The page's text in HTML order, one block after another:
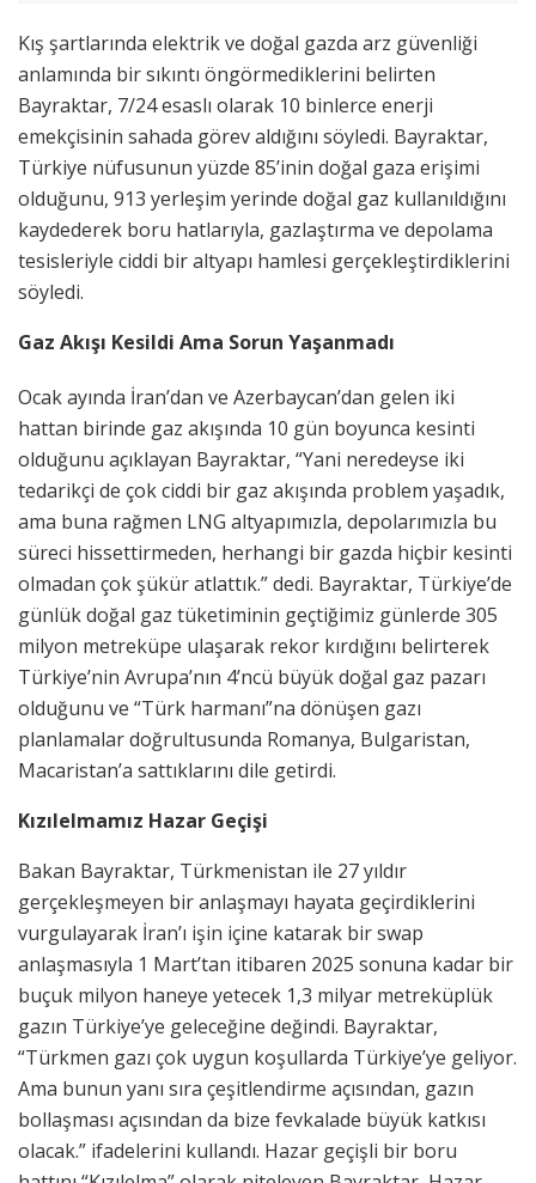
Kış şartlarında elektrik ve doğal gazda arz güvenliği
anlamında bir sıkıntı öngörmediklerini belirten
Bayraktar, 7/24 esaslı olarak 10 binlerce enerji
emekçisinin sahada görev aldığını söyledi. Bayraktar,
Türkiye nüfusunun yüzde 85’inin doğal gaza erişimi
olduğunu, 913 yerleşim yerinde doğal gaz kullanıldığını
kaydederek boru hatlarıyla, gazlaştırma ve depolama
tesisleriyle ciddi bir altyapı hamlesi gerçekleştirdiklerini
söyledi.
Gaz Akışı Kesildi Ama Sorun Yaşanmadı
Ocak ayında İran’dan ve Azerbaycan’dan gelen iki
hattan birinde gaz akışında 10 gün boyunca kesinti
olduğunu açıklayan Bayraktar, “Yani neredeyse iki
tedarikçi de çok ciddi bir gaz akışında problem yaşadık,
ama buna rağmen LNG altyapımızla, depolarımızla bu
süreci hissettirmeden, herhangi bir gazda hiçbir kesinti
olmadan çok şükür atlattık.” dedi. Bayraktar, Türkiye’de
günlük doğal gaz tüketiminin geçtiğimiz günlerde 305
milyon metreküpe ulaşarak rekor kırdığını belirterek
Türkiye’nin Avrupa’nın 4’ncü büyük doğal gaz pazarı
olduğunu ve “Türk harmanı”na dönüşen gazı
planlamalar doğrultusunda Romanya, Bulgaristan,
Macaristan’a sattıklarını dile getirdi.
Kızılelmamız Hazar Geçişi
Bakan Bayraktar, Türkmenistan ile 27 yıldır
gerçekleşmeyen bir anlaşmayı hayata geçirdiklerini
vurgulayarak İran’ı işin içine katarak bir swap
anlaşmasıyla 1 Mart’tan itibaren 2025 sonuna kadar bir
buçuk milyon haneye yetecek 1,3 milyar metreküplük
gazın Türkiye’ye geleceğine değindi. Bayraktar,
“Türkmen gazı çok uygun koşullarda Türkiye’ye geliyor.
Ama bunun yanı sıra çeşitlendirme açısından, gazın
bollaşması açısından da bize fevkalade büyük katkısı
olacak.” ifadelerini kullandı. Hazar geçişli bir boru